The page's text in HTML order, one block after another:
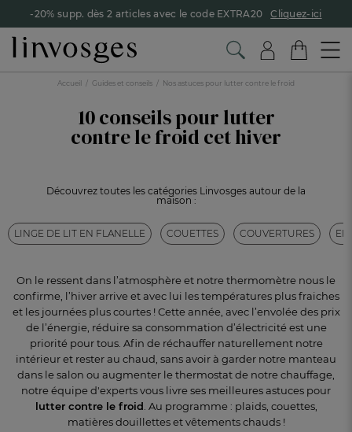
-20% supp. dès 2 articles avec le code EXTRA20 Cliquez-ici
Accueil Guides et conseils Nos astuces pour lutter contre le froid
10 conseils pour lutter
contre le froid cet hiver
Découvrez toutes les catégories Linvosges autour de la
maison :
LINGE DE LIT EN FLANELLE COUETTES COUVERTURES
On le ressent dans l’atmosphère et notre thermomètre nous le
confirme, l’hiver arrive et avec lui les températures plusfraiches
et les journées plus courtes ! Cette année, avec l’envolée des prix
de l’énergie, réduire sa consommation d’électricité est une
priorité pour tous. Afin de réchauffer naturellement notre
intérieur et rester au chaud, sans avoir à garder notre manteau
dans le salon ou augmenter le thermostat de notre chauffage,
notre équipe d'experts vous livre ses meilleures astuces pour
lutter contre le froid . Au programme : plaids, couettes,
matières douillettes et vêtements chauds !